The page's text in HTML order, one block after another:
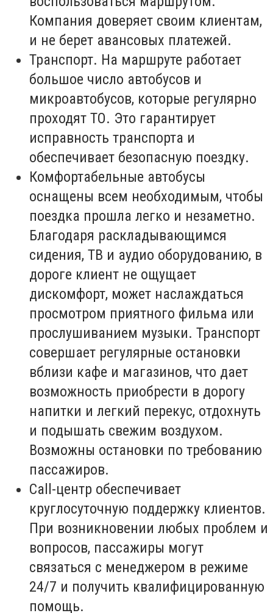
Компания доверяет своим клиентам,
и не берет авансовых платежей.
Транспорт. На маршруте работает
большое число автобусов и
микроавтобусов, которые регулярно
проходят ТО. Это гарантирует
исправность транспорта и
обеспечивает безопасную поездку.
Комфортабельные автобусы
оснащены всем необходимым, чтобы
поездка прошла легко и незаметно.
Благодаря раскладывающимся
сидения, ТВ и аудио оборудованию, в
дороге клиент не ощущает
дискомфорт, может наслаждаться
просмотром приятного фильма или
прослушиванием музыки. Транспорт
совершает регулярные остановки
вблизи кафе и магазинов, что дает
возможность приобрести в дорогу
напитки и легкий перекус, отдохнуть
и подышать свежим воздухом.
Возможны остановки по требованию
пассажиров.
Call-центр обеспечивает
круглосуточную поддержку клиентов.
При возникновении любых проблем и
вопросов, пассажиры могут
связаться с менеджером в режиме
24/7 и получить квалифицированную
помощь.